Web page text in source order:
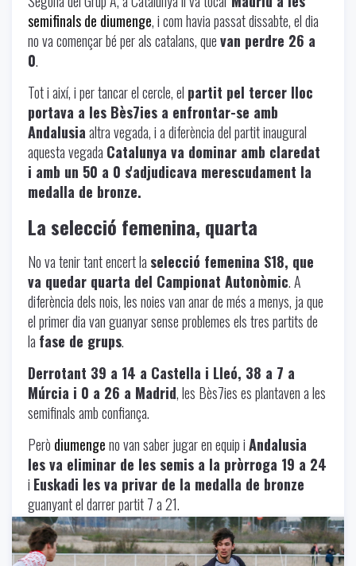
semifinals de diumenge, i com havia passat dissabte, el dia
no va començar bé per als catalans, quevan perdre 26 a
0.
Tot i així, i per tancar el cercle, el partit pel tercer lloc
portava a les Bès7ies a enfrontar-se amb
Andalusiaaltra vegada, i a diferència del partit inaugural
aquesta vegada Catalunya va dominar amb claredat
i amb un 50 a 0 s'adjudicava merescudament la
medalla de bronze.
La selecció femenina, quarta
No va tenir tant encert la selecció femenina S18, que
va quedar quarta del Campionat Autonòmic. A
diferència dels nois, les noies van anar de més a menys, ja que
el primer dia van guanyar sense problemes els tres partits de
la fase de grups.
Derrotant 39 a 14 a Castella i Lleó, 38 a 7 a
Múrcia i 0 a 26 a Madrid, les Bès7ies es plantaven a les
semifinals amb confiança.
Però diumengeno van saber jugar en equip iAndalusia
les va eliminar de les semis a la pròrroga 19 a 24
i Euskadi les va privar de la medalla de bronze
guanyant el darrer partit 7 a 21.